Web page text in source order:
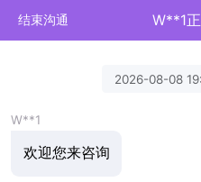
结束沟通 W**1
2026-08-08
W**1
欢迎您来咨询